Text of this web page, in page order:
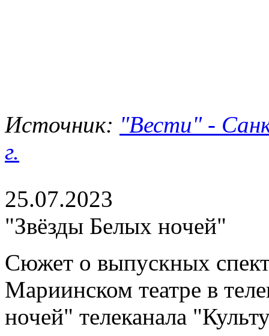
Источник: "Вести" -
г.
25.07.2023
"Звёзды Белых ночей"
Сюжет о выпускных
Мариинском театре в
ночей" телеканала